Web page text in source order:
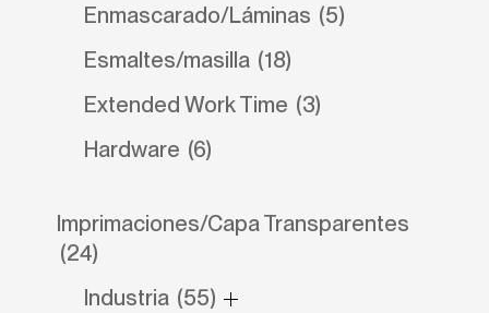
Enmascarado/Láminas (5)
Esmaltes/masilla (18)
Extended Work Time (3)
Hardware (6)
Imprimaciones/Capa Transparentes
(24)
Industria (55)